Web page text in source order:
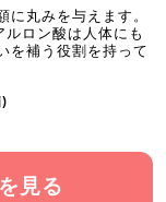
丸みを与えます。
ロン酸は人体にも
を補う役割を持って
見る